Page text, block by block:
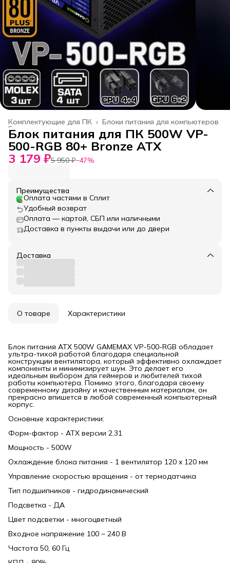
Блоки питания для компьютеров
Комплектующие для ПК ›
Главная
Блок питания для ПК 500W VP-
500-RGB 80+ Bronze ATX
3 179 ₽5 950 ₽−47%
Преимущества
Оплата частями в Сплит
Удобный возврат
Оплата — картой, СБП или наличными
Доставка в пункты выдачи или до двери
Доставка
О товаре Характеристики
Блок питания ATX 500W GAMEMAX VP-500-RGB обладает
ультра-тихой работой благодаря специальной
конструкции вентилятора, который эффективно охлаждает
компоненты и минимизирует шум. Это делает его
идеальным выбором для геймеров и любителей тихой
работы компьютера. Помимо этого, благодаря своему
современному дизайну и качественным материалам, он
прекрасно впишется в любой современный компьютерный
корпус.
Основные характеристики:
Форм-фактор - АТХ версии 2.31
Мощность - 500W
Охлаждение блока питания - 1 вентилятор 120 x 120 мм
Управление скоростью вращения - от термодатчика
Тип подшипников - гидродинамический
Подсветка - ДА
Цвет подсветки - многоцветный
Входное напряжение 100 ~ 240 В
Частота 50, 60 Гц